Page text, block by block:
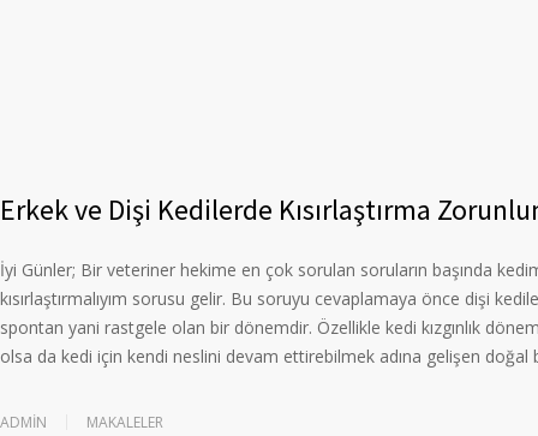
Erkek ve Dişi Kedilerde Kısırlaştırma
İyi Günler; Bir veteriner hekime en çok sorulan soruların başında
kısırlaştırmalıyım sorusu gelir. Bu soruyu cevaplamaya önce dişi
spontan yani rastgele olan bir dönemdir. Özellikle kedi kızgınlık
olsa da kedi için kendi neslini devam ettirebilmek adına gelişen doğal
ADMIN MAKALELER